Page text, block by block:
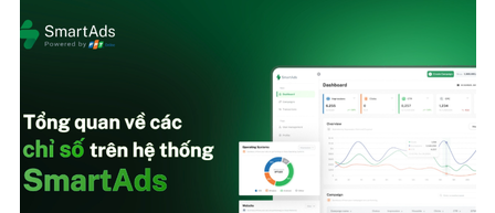
check-in
Hạt giống tâm hồn